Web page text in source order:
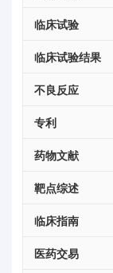
临床试验
临床试验结果
不良反应
专利
药物文献
靶点综述
临床指南
医药交易